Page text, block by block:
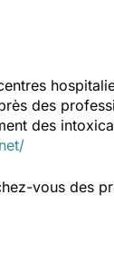
des
des
vous des